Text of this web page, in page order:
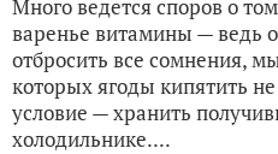
Много ведется споров о
варенье витамины — ведь
отбросить все сомнения,
которых ягоды кипятить
условие — хранить
холодильнике....